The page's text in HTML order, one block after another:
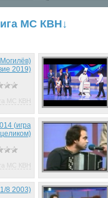
МС КВН↓
2019)
МС КВН
(игра
целиком)
МС КВН
8 2003)